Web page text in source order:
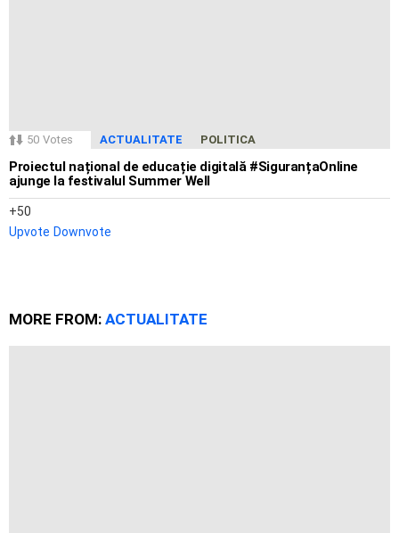
50 Votes ACTUALITATE POLITICA
Proiectul național de educație digitală #SiguranțaOnline
ajunge la festivalul Summer Well
50
Upvote Downvote
MORE FROM: ACTUALITATE